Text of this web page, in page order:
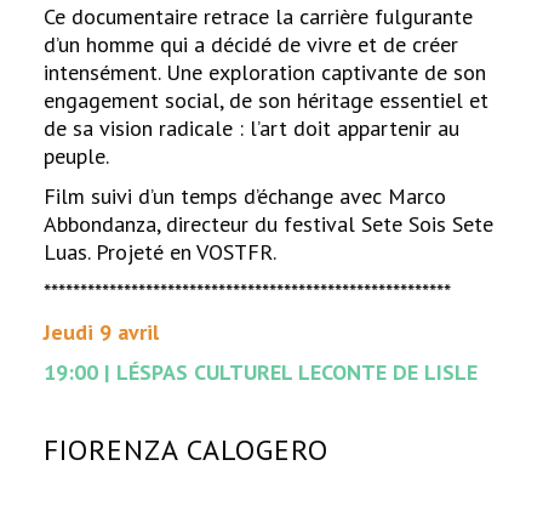
Ce documentaire retrace la carrière fulgurante
d’un homme qui a décidé de vivre et de créer
intensément. Une exploration captivante de son
engagement social, de son héritage essentiel et
de sa vision radicale : l’art doit appartenir au
peuple.
Film suivi d’un temps d’échange avec Marco
Abbondanza, directeur du festival Sete Sois Sete
Luas. Projeté en VOSTFR.
********************************************************
Jeudi 9 avril
19:00 | LÉSPAS CULTUREL LECONTE DE LISLE
FIORENZA CALOGERO